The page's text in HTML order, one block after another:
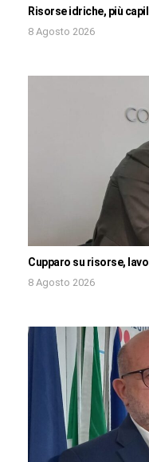
Risorse idriche, più
8 Agosto 2026
Cupparo su risorse,
8 Agosto 2026